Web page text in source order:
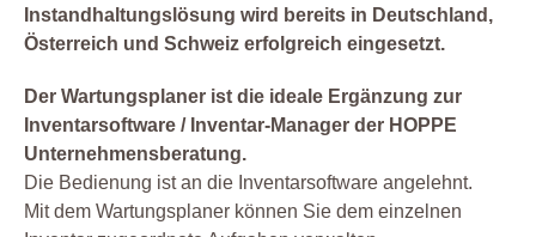
Instandhaltungslösung wird bereits in Deutschland,
Österreich und Schweiz erfolgreich eingesetzt.
Der Wartungsplaner ist die ideale Ergänzung zur
Inventarsoftware / Inventar-Manager der HOPPE
Unternehmensberatung.
Die Bedienung ist an die Inventarsoftware angelehnt.
Mit dem Wartungsplaner können Sie dem einzelnen